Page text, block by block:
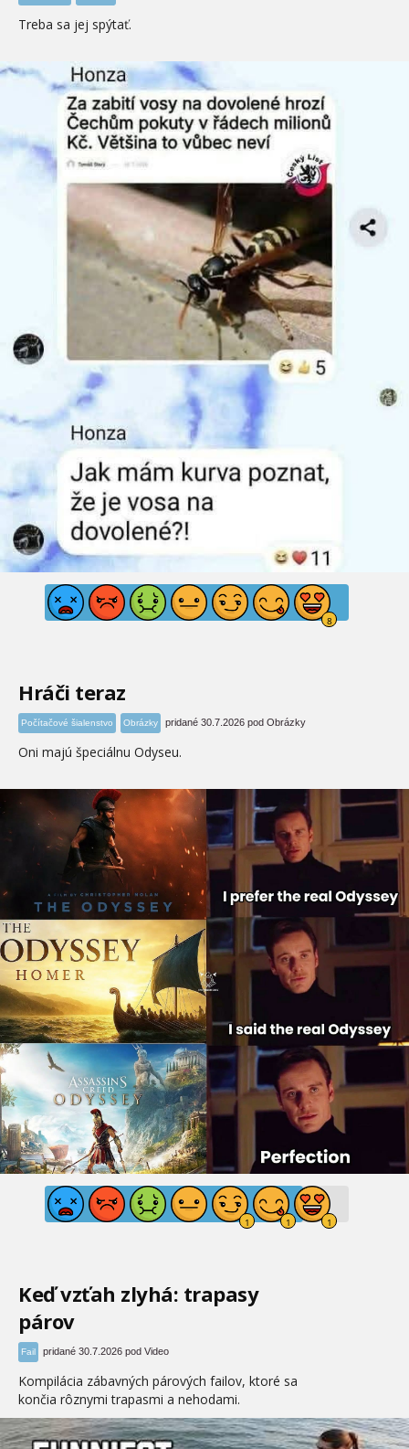
Treba sa jej spýtať.
Hráči teraz
Počítačové šialenstvo Obrázky pridané 30.7.2026 pod Obrázky
Oni majú špeciálnu Odyseu.
Keď vzťah zlyhá: trapasy
párov
Fail pridané 30.7.2026 pod Video
Kompilácia zábavných párových failov, ktoré sa
končia rôznymi trapasmi a nehodami.